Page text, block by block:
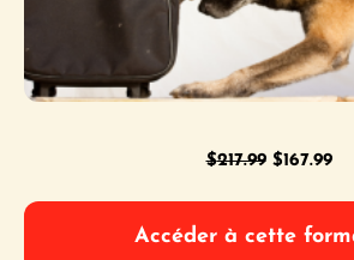
$217.99 Le
était :
$167.99Le
Accéder à cette